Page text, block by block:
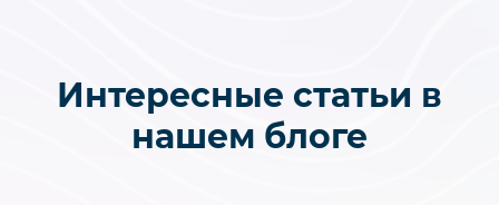
Интересные статьи в
нашем блоге